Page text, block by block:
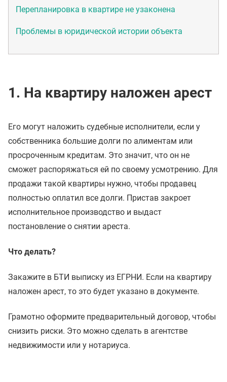
Перепланировка в квартире не узаконена
Проблемы в юридической истории объекта
1. На квартиру наложен арест
Его могут наложить судебные исполнители, если у
собственника большие долги по алиментам или
просроченным кредитам. Это значит, что он не
сможет распоряжаться ей по своему усмотрению. Для
продажи такой квартиры нужно, чтобы продавец
полностью оплатил все долги. Пристав закроет
исполнительное производство и выдаст
постановление о снятии ареста.
Что делать?
Закажите в БТИ выписку из ЕГРНИ. Если на квартиру
наложен арест, то это будет указано в документе.
Грамотно оформите предварительный договор, чтобы
снизить риски. Это можно сделать в агентстве
недвижимости или у нотариуса.